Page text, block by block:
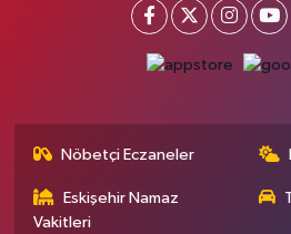
Nöbetçi Eczaneler
Eskişehir Namaz
Vakitleri